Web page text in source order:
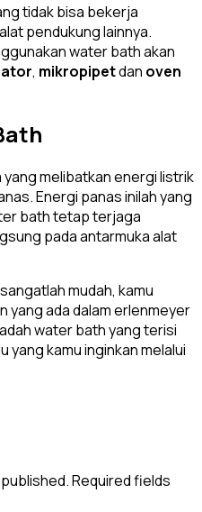
tidak bisa bekerja
pendukung lainnya.
water bath akan
, mikropipetdan oven
melibatkan energi listrik
Energi panas inilah yang
bath tetap terjaga
pada antarmuka alat
mudah, kamu
yang ada dalam erlenmeyer
water bath yang terisi
yang kamu inginkan melalui
Required fields